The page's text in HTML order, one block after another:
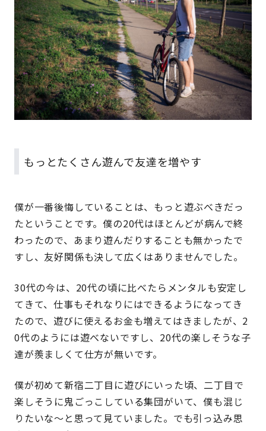
もっとたくさん遊んで友達を増やす
僕が一番後悔していることは、もっと遊ぶべきだっ
たということです。僕の20代はほとんどが病んで終
わったので、あまり遊んだりすることも無かったで
すし、友好関係も決して広くはありませんでした。
30代の今は、20代の頃に比べたらメンタルも安定し
てきて、仕事もそれなりにはできるようになってき
たので、遊びに使えるお金も増えてはきましたが、2
0代のようには遊べないですし、20代の楽しそうな子
達が羨ましくて仕方が無いです。
僕が初めて新宿二丁目に遊びにいった頃、二丁目で
楽しそうに鬼ごっこしている集団がいて、僕も混じ
りたいな〜と思って見ていました。でも引っ込み思